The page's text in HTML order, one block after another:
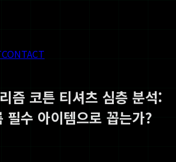
CONTACT
즘 코튼 티셔츠 심층 분석:
필수 아이템으로 꼽는가?